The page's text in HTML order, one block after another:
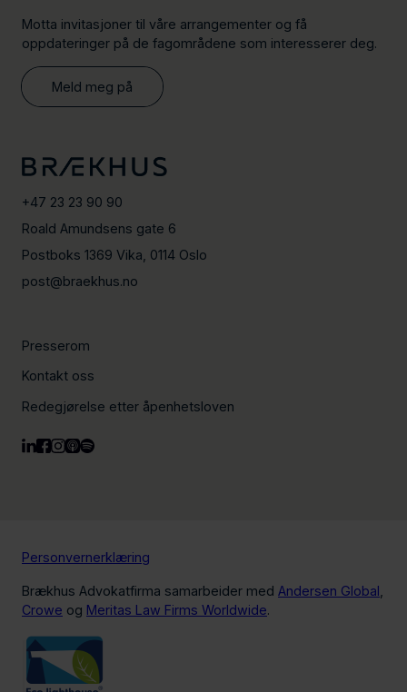
Motta invitasjoner til våre arrangementer og få
oppdateringer på de fagområdene som interesserer deg.
Meld meg på
+47 23 23 90 90
Roald Amundsens gate 6
Postboks 1369 Vika, 0114 Oslo
post@braekhus.no
Presserom
Kontakt oss
Redegjørelse etter åpenhetsloven
Personvernerklæring
Brækhus Advokatfirma samarbeider med Andersen Global
Crowe og Meritas Law Firms Worldwide.